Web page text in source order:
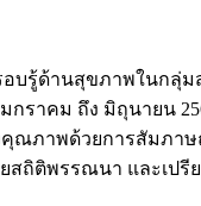
รู้ด้านสุขภาพในกลุ่
คม ถึง มิถุนายน
คุณภาพด้วยการสัม
พรรณนา และเปรี